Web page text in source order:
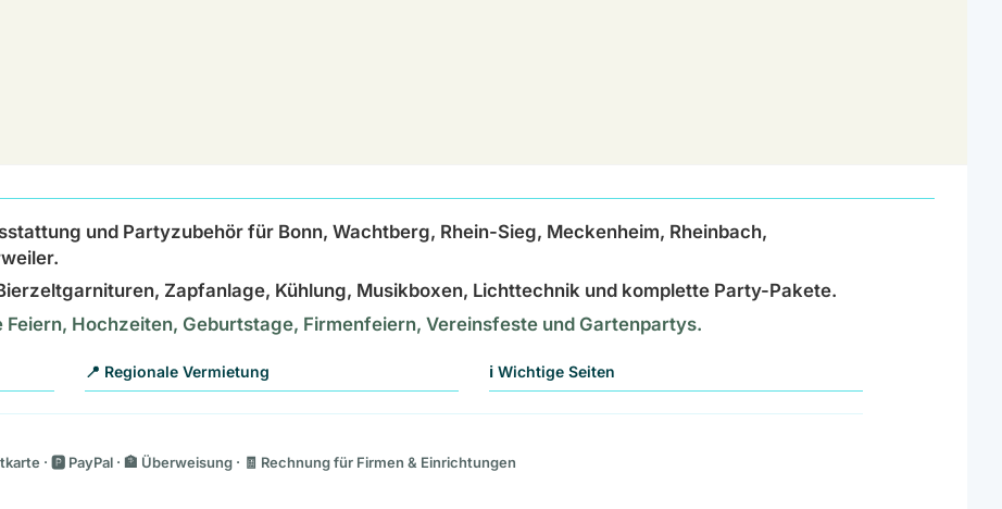
und Partyzubehör für Bonn, Wachtberg, Rhein-Sieg, Meckenheim, Rheinbach,
Zapfanlage, Kühlung, Musikboxen, Lichttechnik und komplette Party-Pakete.
Hochzeiten, Geburtstage, Firmenfeiern, Vereinsfeste und Gartenpartys.
📍 Regionale Vermietung ℹ️ Wichtige Seiten
· 🅿️ PayPal · 🏦 Überweisung · 🧾 Rechnung für Firmen & Einrichtungen